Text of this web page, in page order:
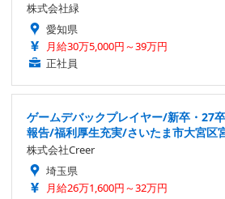
株式会社緑
愛知県
月給30万5,000円～39万円
正社員
ゲームデバックプレイヤー/新卒・27
報告/福利厚生充実/さいたま市大宮区
株式会社Creer
埼玉県
月給26万1,600円～32万円